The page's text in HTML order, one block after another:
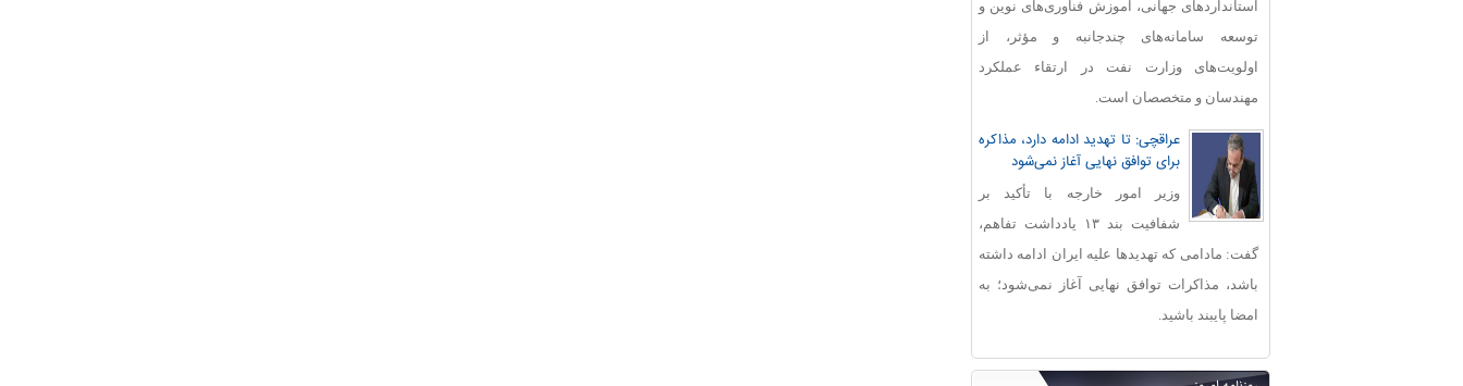
استانداردهای جهانی، آموزش فناوری‌های نوین و
توسعه سامانه‌های چندجانبه و مؤثر، از
اولویت‌های وزارت نفت در ارتقاء عملکرد
مهندسان و متخصصان است.
عراقچی: تا تهدید ادامه دارد، مذاکره
برای توافق نهایی آغاز نمی‌شود
وزیر امور خارجه با تأکید بر
شفافیت بند ۱۳ یادداشت تفاهم،
گفت: مادامی که تهدیدها علیه ایران ادامه داشته
باشد، مذاکرات توافق نهایی آغاز نمی‌شود؛ به
امضا پایبند باشید.